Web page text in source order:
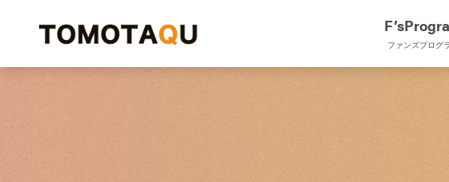
ファンズプログ